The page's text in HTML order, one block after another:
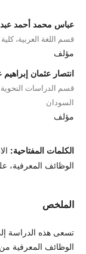
عباس محمد أحمد عبد
قسم اللغة العربية،
مؤلف
انتصار عثمان إبراهيم
قسم الدراسات النحوية
السودان
مؤلف
الكلمات المفتاحية:
الوظائف المعرفية،
الملخص
تسعى هذه الدراسة
الوظائف المعرفية